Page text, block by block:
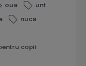
oua
unt
nuca
copii